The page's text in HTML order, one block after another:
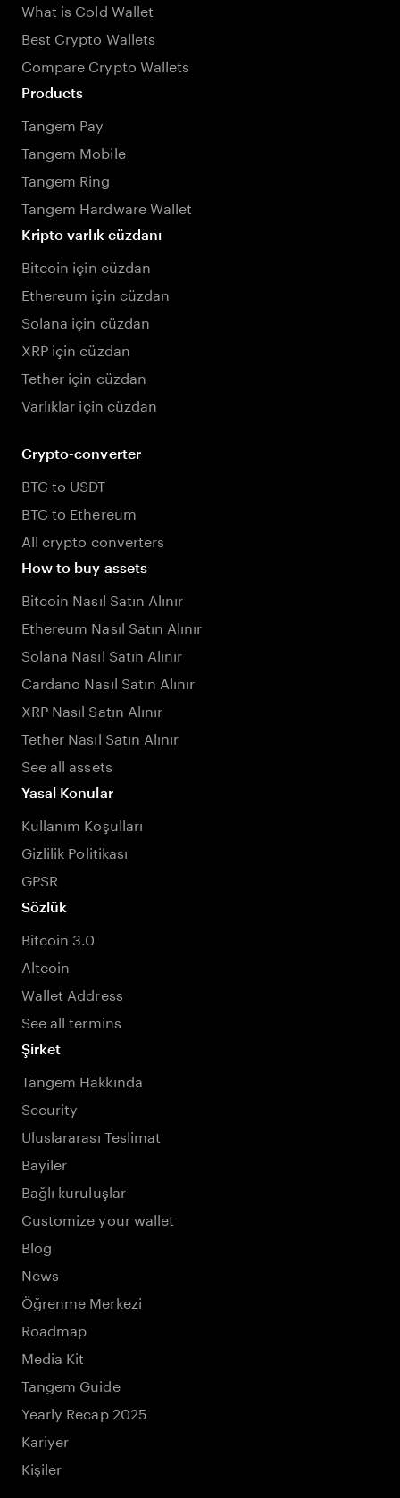
What is Cold Wallet
Best Crypto Wallets
Compare Crypto Wallets
Products
Tangem Pay
Tangem Mobile
Tangem Ring
Tangem Hardware Wallet
Kripto varlık cüzdanı
Bitcoin için cüzdan
Ethereum için cüzdan
Solana için cüzdan
XRP için cüzdan
Tether için cüzdan
Varlıklar için cüzdan
Crypto-converter
BTC to USDT
BTC to Ethereum
All crypto converters
How to buy assets
Bitcoin Nasıl Satın Alınır
Ethereum Nasıl Satın Alınır
Solana Nasıl Satın Alınır
Cardano Nasıl Satın Alınır
XRP Nasıl Satın Alınır
Tether Nasıl Satın Alınır
See all assets
Yasal Konular
Kullanım Koşulları
Gizlilik Politikası
GPSR
Sözlük
Bitcoin 3.0
Altcoin
Wallet Address
See all termins
Şirket
Tangem Hakkında
Security
Uluslararası Teslimat
Bayiler
Bağlı kuruluşlar
Customize your wallet
Blog
News
Öğrenme Merkezi
Roadmap
Media Kit
Tangem Guide
Yearly Recap 2025
Kariyer
Kişiler